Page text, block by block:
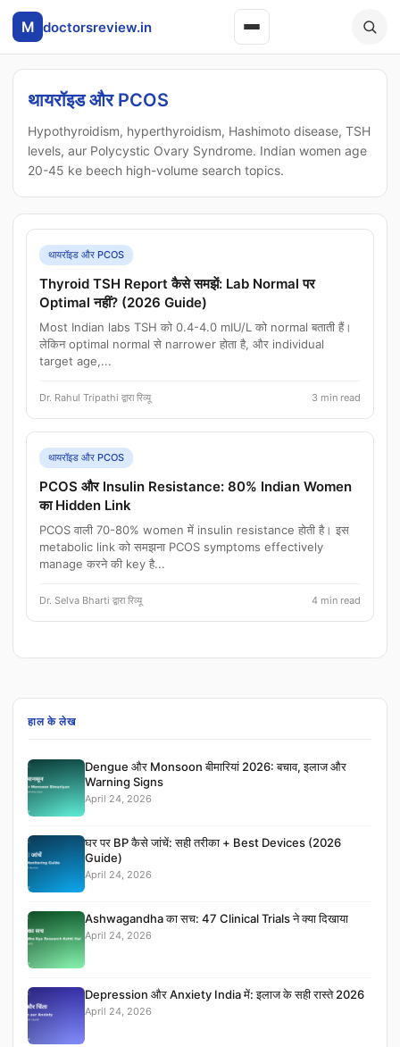
M doctorsreview.in
थायरॉइड और PCOS
Hypothyroidism, hyperthyroidism, Hashimoto disease, TSH
levels, aur Polycystic Ovary Syndrome. Indian women age
20-45 ke beech high-volume search topics.
थायरॉइड और PCOS
Thyroid TSH Report कैसे समझें: Lab Normal पर
Optimal नहीं? (2026 Guide)
Most Indian labs TSH को 0.4-4.0 mIU/L को normal बताती हैं।
लेकिन optimal normal से narrower होता है, और individual
target age,...
Dr. Rahul Tripathi द्वारा रिव्यू 3 min read
थायरॉइड और PCOS
PCOS और Insulin Resistance: 80% Indian Women
का Hidden Link
PCOS वाली 70-80% women में insulin resistance होती है। इस
metabolic link को समझना PCOS symptoms effectively
manage करने की key है...
Dr. Selva Bharti द्वारा रिव्यू 4 min read
हाल के लेख
Dengue और Monsoon बीमारियां 2026: बचाव, इलाज और
Warning Signs
April 24, 2026
घर पर BP कैसे जांचें: सही तरीका + Best Devices (2026
Guide)
April 24, 2026
Ashwagandha का सच: 47 Clinical Trials ने क्या दिखाया
April 24, 2026
Depression और Anxiety India में: इलाज के सही रास्ते 2026
April 24, 2026